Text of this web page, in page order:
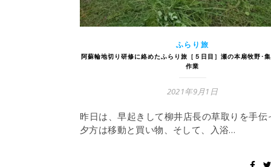
ふらり旅
阿蘇輪地切り研修に絡めたふらり旅［５日目］瀬の本扇牧野･
作業
2021年9月1日
昨日は、早起きして柳井店長の草取りを手伝
夕方は移動と買い物、そして、入浴…